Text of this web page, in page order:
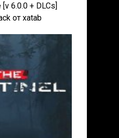
6.0.0 + DLCs]
от xatab